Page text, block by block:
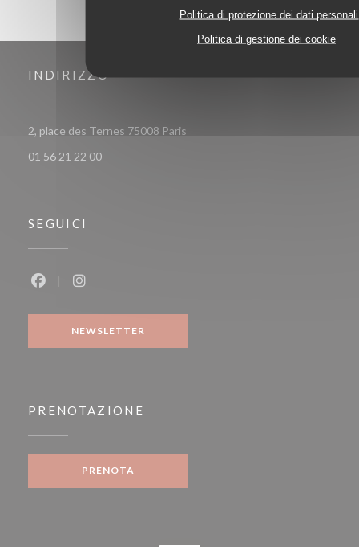
Politica di protezione dei dati personali
Politica di gestione dei cookie
INDIRIZZO
2, place des Ternes 75008 Paris
01 56 21 22 00
SEGUICI
NEWSLETTER
PRENOTAZIONE
PRENOTA